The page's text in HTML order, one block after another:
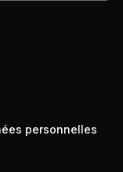
personnelles